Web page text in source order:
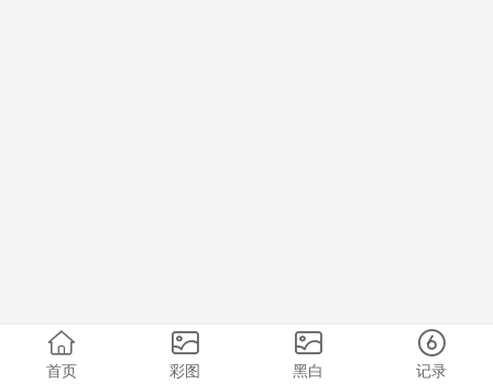
首页 彩图 黑白 记录